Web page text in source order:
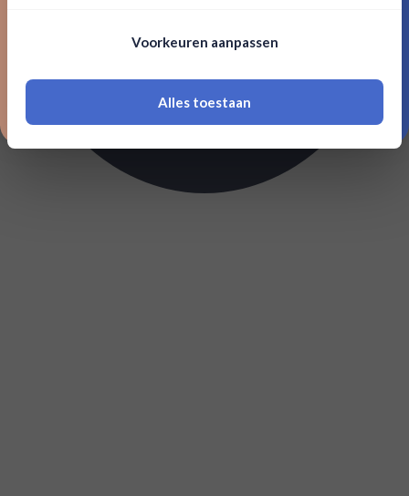
18 jaar of ouder zijn
Voorkeuren aanpassen
Alles toestaan